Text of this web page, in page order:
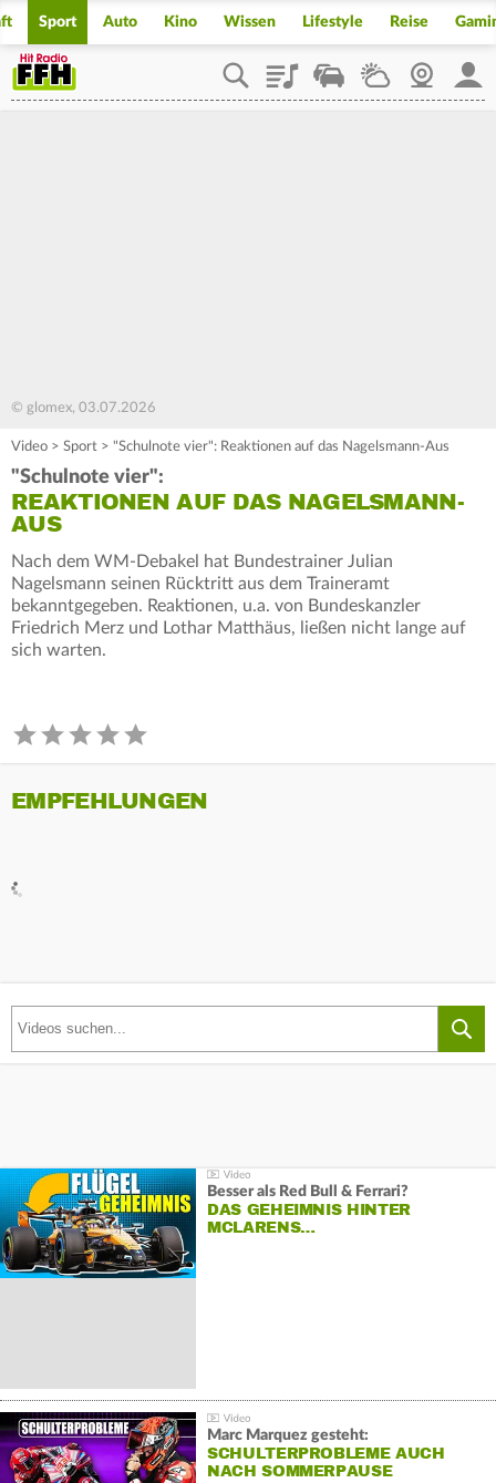
Sport Auto Kino Wissen Lifestyle Reise
PlaylistStaupilotWetterWebcam
© glomex, 03.07.2026
Video > Sport > "Schulnote vier": Reaktionen auf das Nagelsmann-Aus
"Schulnote vier":
REAKTIONEN AUF DAS NAGELSMANN-
AUS
Nach dem WM-Debakel hat Bundestrainer Julian
Nagelsmann seinen Rücktritt aus dem Traineramt
bekanntgegeben. Reaktionen, u.a. von Bundeskanzler
Friedrich Merz und Lothar Matthäus, ließen nicht lange auf
sich warten.
EMPFEHLUNGEN
Besser als Red Bull & Ferrari?
DAS GEHEIMNIS HINTER
MCLARENS…
Marc Marquez gesteht:
SCHULTERPROBLEME AUCH
NACH SOMMERPAUSE